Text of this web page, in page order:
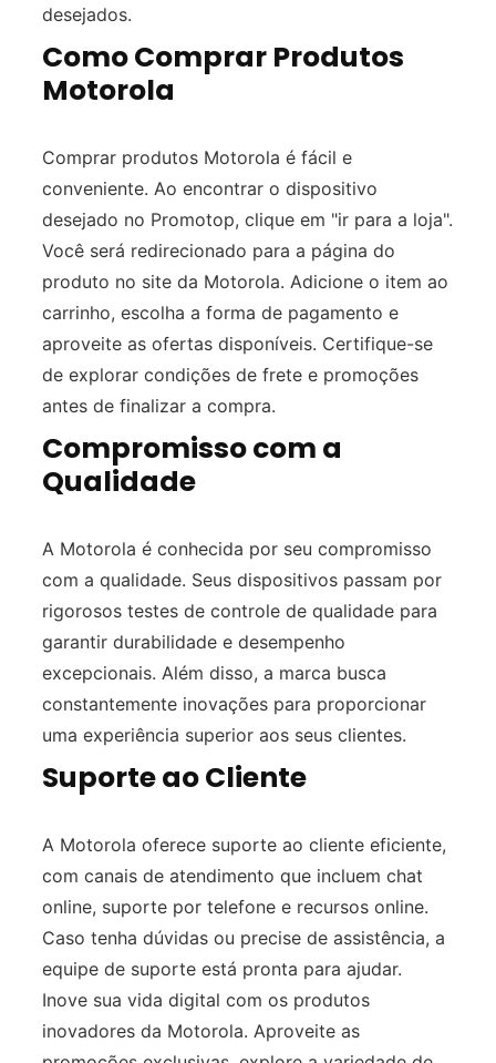
desejados.
Como Comprar Produtos
Motorola
Comprar produtos Motorola é fácil e
conveniente. Ao encontrar o dispositivo
desejado no Promotop, clique em "ir para a loja".
Você será redirecionado para a página do
produto no site da Motorola. Adicione o item ao
carrinho, escolha a forma de pagamento e
aproveite as ofertas disponíveis. Certifique-se
de explorar condições de frete e promoções
antes de finalizar a compra.
Compromisso com a
Qualidade
A Motorola é conhecida por seu compromisso
com a qualidade. Seus dispositivos passam por
rigorosos testes de controle de qualidade para
garantir durabilidade e desempenho
excepcionais. Além disso, a marca busca
constantemente inovações para proporcionar
uma experiência superior aos seus clientes.
Suporte ao Cliente
A Motorola oferece suporte ao cliente eficiente,
com canais de atendimento que incluem chat
online, suporte por telefone e recursos online.
Caso tenha dúvidas ou precise de assistência, a
equipe de suporte está pronta para ajudar.
Inove sua vida digital com os produtos
inovadores da Motorola. Aproveite as